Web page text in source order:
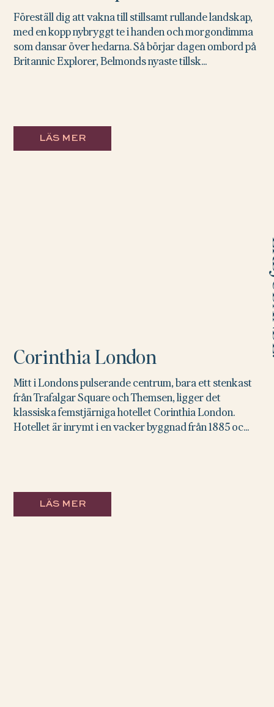
LÄS MER
Föreställ dig att vakna till stillsamt rullande landskap,
med en kopp nybryggt te i handen och morgondimma
som dansar över hedarna. Så börjar dagen ombord på
Britannic Explorer, Belmonds nyaste tillsk...
LÄS MER
Corinthia London
Mitt i Londons pulserande centrum, bara ett stenkast
från Trafalgar Square och Themsen, ligger det
klassiska femstjärniga hotellet Corinthia London.
Hotellet är inrymt i en vacker byggnad från 1885 oc...